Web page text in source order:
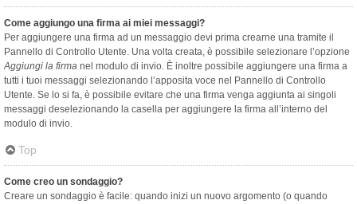
Come aggiungo una firma ai miei messaggi?
Per aggiungere una firma ad un messaggio devi prima crearne una tramite il
Pannello di Controllo Utente. Una volta creata, è possibile selezionare l’opzione
Aggiungi la firma nel modulo di invio. È inoltre possibile aggiungere una firma a
tutti i tuoi messaggi selezionando l’apposita voce nel Pannello di Controllo
Utente. Se lo si fa, è possibile evitare che una firma venga aggiunta ai singoli
messaggi deselezionando la casella per aggiungere la firma all’interno del
modulo di invio.
Top
Come creo un sondaggio?
Creare un sondaggio è facile: quando inizi un nuovo argomento (o quando